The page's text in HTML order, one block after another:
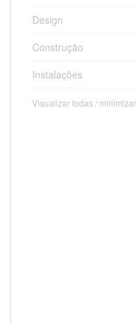
Design
Construção
Instalações
Visualizar todas / minimizar